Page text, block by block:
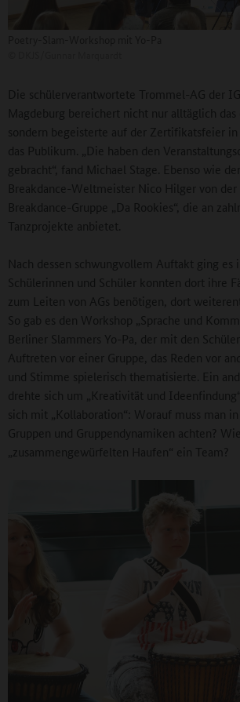
Die schülerverantwortete Trommel-AG der
Magdeburg bereichert nicht nur alltäglich das
sondern begeisterte auf der Zertifikatsfeier
das Publikum. „Die haben den
gebracht“, fand Michael Stage. Ebenso wie
Breakdance-Weltmeister Nico Hilger von der
Breakdance-Gruppe „Da Rookies“, die an
Tanzprojekte anbietet.
Nach dessen schwungvollem Auftakt ging es
Schülerinnen und Schüler konnten dort ihre
zum Leiten von AGs benötigen, dort
So gab es den Workshop „Sprache und
Berliner Slammers Yo-Pa, der mit den
Auftreten vor einer Gruppe, das Reden vor
und Stimme spielerisch thematisierte. Ein
drehte sich um „Kreativität und
sich mit „Kollaboration“: Worauf muss man
Gruppen und Gruppendynamiken achten?
„zusammengewürfelten Haufen“ ein Team?